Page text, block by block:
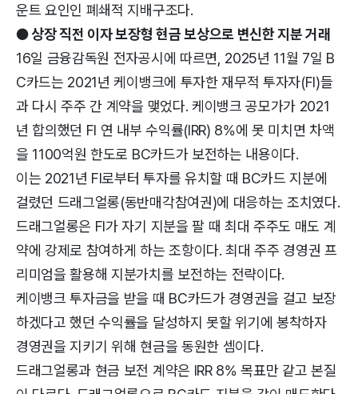
운트 요인인 폐쇄적 지배구조다.
● 상장 직전 이자 보장형 현금 보상으로 변신한 지분 거래
16일 금융감독원 전자공시에 따르면, 2025년 11월 7일 B
C카드는 2021년 케이뱅크에 투자한 재무적 투자자(FI)들
과 다시 주주 간 계약을 맺었다. 케이뱅크 공모가가 2021
년 합의했던 FI 연 내부 수익률(IRR) 8%에 못 미치면 차액
을 1100억원 한도로 BC카드가 보전하는 내용이다.
이는 2021년 FI로부터 투자를 유치할 때 BC카드 지분에
걸렸던 드래그얼롱(동반매각참여권)에 대응하는 조치였다.
드래그얼롱은 FI가 자기 지분을 팔 때 최대 주주도 매도 계
약에 강제로 참여하게 하는 조항이다. 최대 주주 경영권 프
리미엄을 활용해 지분가치를 보전하는 전략이다.
케이뱅크 투자금을 받을 때 BC카드가 경영권을 걸고 보장
하겠다고 했던 수익률을 달성하지 못할 위기에 봉착하자
경영권을 지키기 위해 현금을 동원한 셈이다.
드래그얼롱과 현금 보전 계약은 IRR 8% 목표만 같고 본질